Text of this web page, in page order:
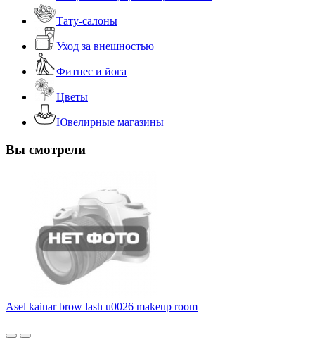
Тату-салоны
Уход за внешностью
Фитнес и йога
Цветы
Ювелирные магазины
Вы смотрели
Asel kainar brow lash u0026 makeup room